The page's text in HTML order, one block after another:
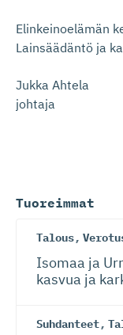
Elinkeinoelämän
Lainsäädäntö ja
Jukka Ahtela
johtaja
Tuoreimmat
Talous,
Isomaa ja
kasvua ja
Suhdanteet,